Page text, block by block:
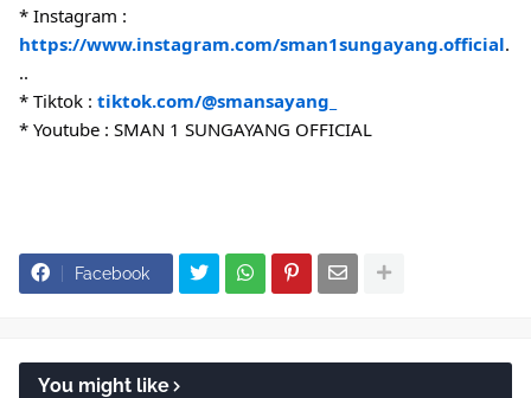
* Instagram :
https://www.instagram.com/sman1sungayang.official.
..
* Tiktok : tiktok.com/@smansayang_
* Youtube : SMAN 1 SUNGAYANG OFFICIAL
Facebook
You might like